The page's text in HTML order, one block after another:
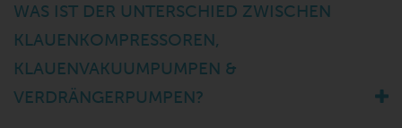
WAS IST DER UNTERSCHIED ZWISCHEN
KLAUENKOMPRESSOREN,
KLAUENVAKUUMPUMPEN &
VERDRÄNGERPUMPEN?